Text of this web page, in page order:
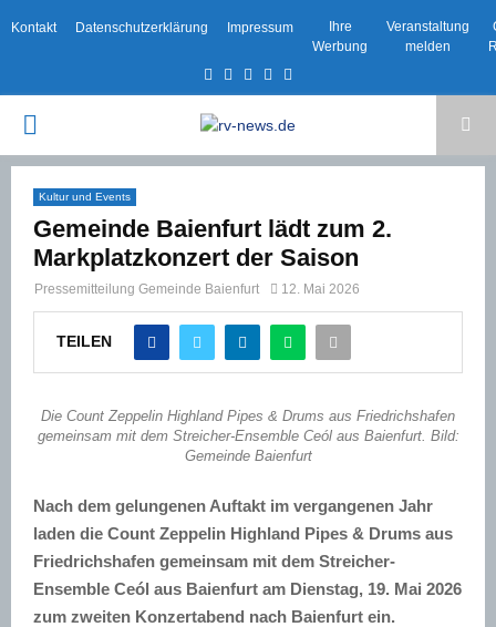
Kontakt Datenschutzerklärung Impressum
Ihre
Werbung
Veranstaltung
melden
Facebook
TwitterInstagram
Email
PRIMARY
MENU
Kultur und Events
Gemeinde Baienfurt lädt zum 2.
Markplatzkonzert der Saison
Pressemitteilung Gemeinde Baienfurt 12. Mai 2026
TEILEN
Die Count Zeppelin Highland Pipes & Drums aus Friedrichshafen
gemeinsam mit dem Streicher-Ensemble Ceól aus Baienfurt. Bild:
Gemeinde Baienfurt
Nach dem gelungenen Auftakt im vergangenen Jahr
laden die Count Zeppelin Highland Pipes & Drums aus
Friedrichshafen gemeinsam mit dem Streicher-
Ensemble Ceól aus Baienfurt am Dienstag, 19. Mai 2026
zum zweiten Konzertabend nach Baienfurt ein.